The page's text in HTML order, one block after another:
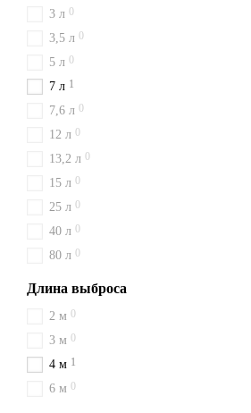
3 л 0
3,5 л 0
5 л 0
7 л 1
7,6 л 0
12 л 0
13,2 л 0
15 л 0
25 л 0
40 л 0
80 л 0
Длина выброса
2 м 0
3 м 0
4 м 1
6 м 0